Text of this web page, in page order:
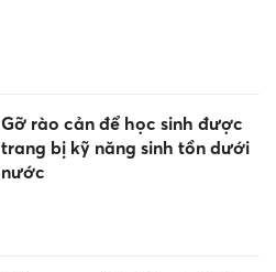
Gỡ rào cản để học sinh được
trang bị kỹ năng sinh tồn dưới
nước